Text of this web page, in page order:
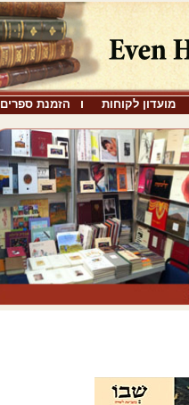
מועדון לקוחות הזמנת ספרים